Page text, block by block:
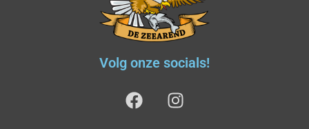
Volg onze socials!